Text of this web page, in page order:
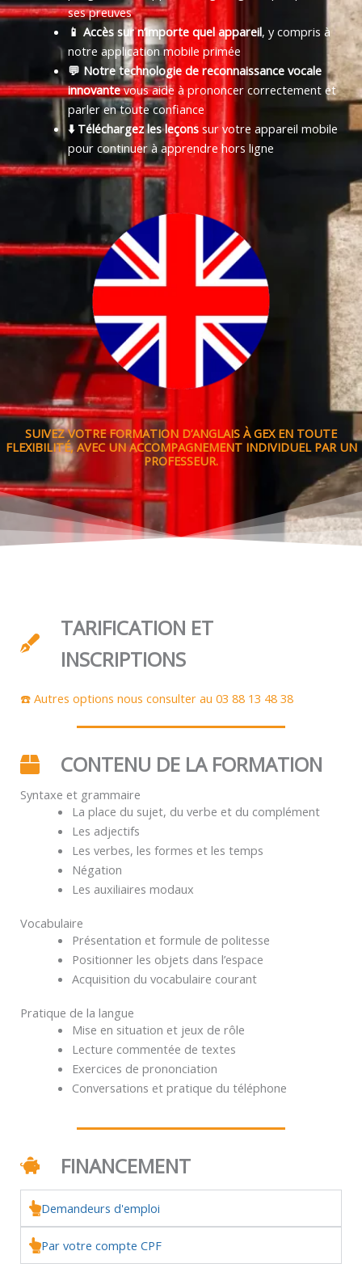
ses preuves
📱 Accès sur n’importe quel appareil, y compris à
notre application mobile primée
💬 Notre technologie de reconnaissance vocale
innovantevous aide à prononcer correctement et
parler en toute confiance
⬇️ Téléchargez les leçonssur votre appareil mobile
pour continuer à apprendre hors ligne
SUIVEZ VOTRE FORMATION D’ANGLAIS À GEX EN TOUTE
FLEXIBILITÉ, AVEC UN ACCOMPAGNEMENT INDIVIDUEL PAR UN
PROFESSEUR.
TARIFICATION ET
INSCRIPTIONS
☎️ Autres options nous consulter au 03 88 13 48 38
CONTENU DE LA FORMATION
Syntaxe et grammaire
La place du sujet, du verbe et du complément
Les adjectifs
Les verbes, les formes et les temps
Négation
Les auxiliaires modaux
Vocabulaire
Présentation et formule de politesse
Positionner les objets dans l’espace
Acquisition du vocabulaire courant
Pratique de la langue
Mise en situation et jeux de rôle
Lecture commentée de textes
Exercices de prononciation
Conversations et pratique du téléphone
FINANCEMENT
Demandeurs d'emploi
Par votre compte CPF